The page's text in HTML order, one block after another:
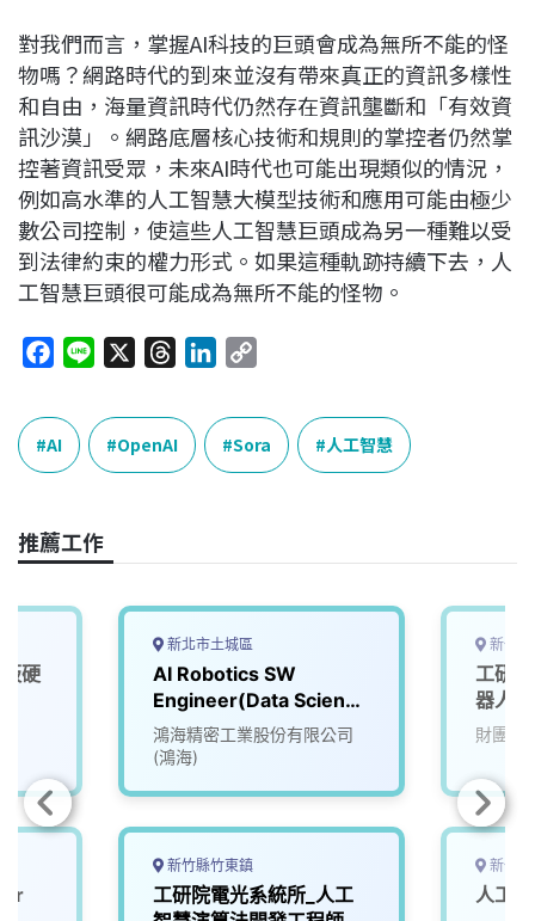
對我們而言，掌握AI科技的巨頭會成為無所不能的怪
物嗎？網路時代的到來並沒有帶來真正的資訊多樣性
和自由，海量資訊時代仍然存在資訊壟斷和「有效資
訊沙漠」。網路底層核心技術和規則的掌控者仍然掌
控著資訊受眾，未來AI時代也可能出現類似的情況，
例如高水準的人工智慧大模型技術和應用可能由極少
數公司控制，使這些人工智慧巨頭成為另一種難以受
到法律約束的權力形式。如果這種軌跡持續下去，人
工智慧巨頭很可能成為無所不能的怪物。
c
e
b
o
k
n
r
e
a
n
k
e
n
p
y
L
k
AI OpenAI Sora 人工智慧
推薦工作
硬
新北市土城區
AI Robotics SW
Engineer(Data Science
& AI Team)
鴻海精密工業股份有限公司
(鴻海)
新竹縣竹東鎮
工研院電光系統所_人工
新竹
工研
器人
財團法
新竹
人工